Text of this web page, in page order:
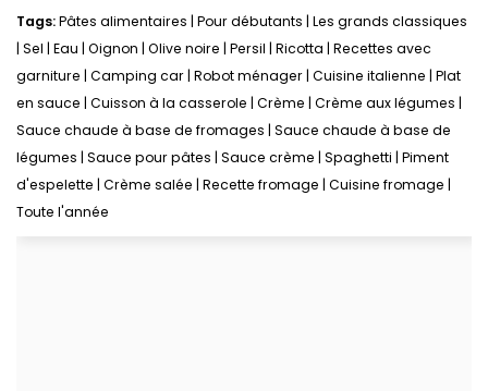
Tags:Pâtes alimentaires Pour débutants Les grands classiques
Sel Eau Oignon Olive noire Persil Ricotta Recettes avec
garniture Camping car Robot ménager Cuisine italienne Plat
en sauce Cuisson à la casserole Crème Crème aux légumes
Sauce chaude à base de fromages Sauce chaude à base de
légumes Sauce pour pâtes Sauce crème Spaghetti Piment
d'espelette Crème salée Recette fromage Cuisine fromage
Toute l'année